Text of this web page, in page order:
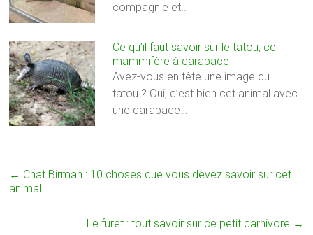
compagnie et…
Ce qu’il faut savoir sur le tatou, ce
mammifère à carapace
Avez-vous en tête une image du
tatou ? Oui, c’est bien cet animal avec
une carapace…
← Chat Birman : 10 choses que vous devez savoir sur cet
animal
Le furet : tout savoir sur ce petit carnivore →